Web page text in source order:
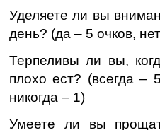
Уделяете ли вы
день? (да – 5 очков,
Терпеливы ли вы,
плохо ест? (всегда –
никогда – 1)
Умеете ли вы